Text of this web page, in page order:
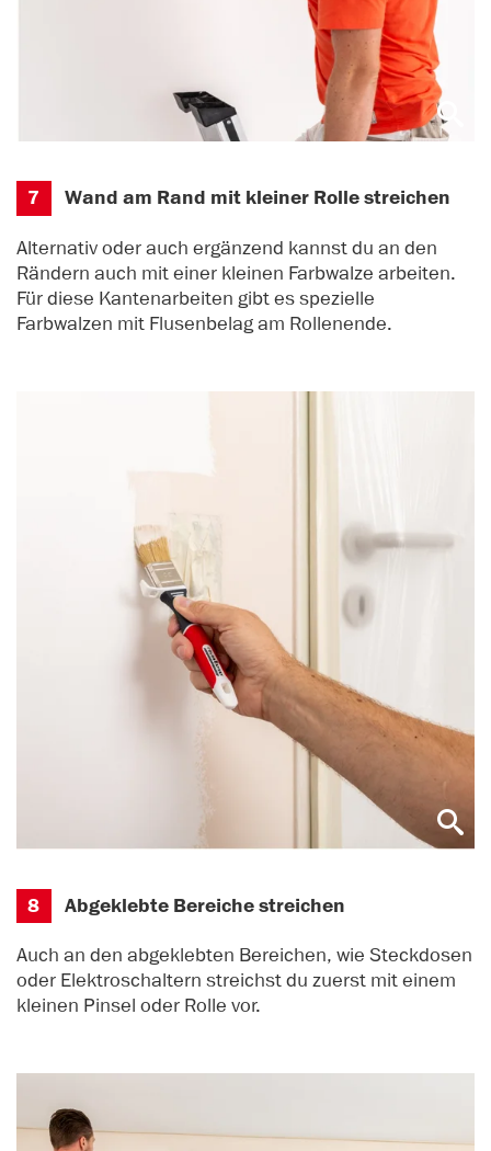
7 Wand am Rand mit kleiner Rolle streichen
Alternativ oder auch ergänzend kannst du an den
Rändern auch mit einer kleinen Farbwalze arbeiten.
Für diese Kantenarbeiten gibt es spezielle
Farbwalzen mit Flusenbelag am Rollenende.
8 Abgeklebte Bereiche streichen
Auch an den abgeklebten Bereichen, wie Steckdosen
oder Elektroschaltern streichst du zuerst mit einem
kleinen Pinsel oder Rolle vor.